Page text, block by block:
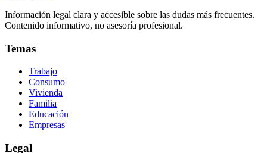
Información legal clara y accesible sobre las dudas más frecuentes.
Contenido informativo, no asesoría profesional.
Temas
Trabajo
Consumo
Vivienda
Familia
Educación
Empresas
Legal